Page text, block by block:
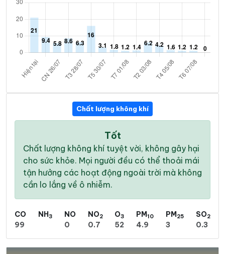
Chất lượng không khí
Tốt
Chất lượng không khí tuyệt vời, không gây hại
cho sức khỏe. Mọi người đều có thể thoải mái
tận hưởng các hoạt động ngoài trời mà không
cần lo lắng về ô nhiễm.
CO
99
NH3
NO
0
NO2
0.7
O3
52
PM10
4.9
PM25
3
SO2
0.3